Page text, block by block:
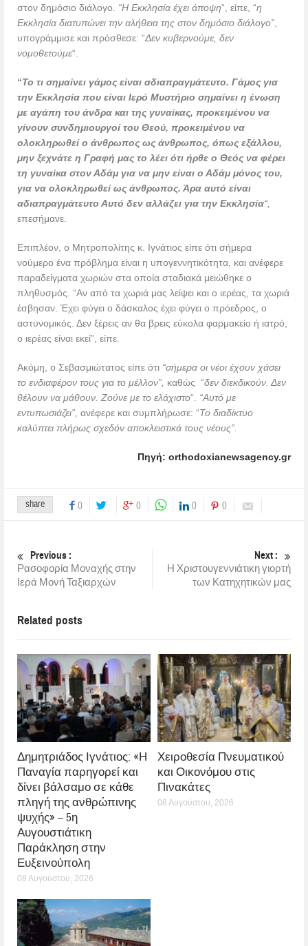
στον δημόσιο διάλογο. “Η Εκκλησία έχει άποψη“, είπε, “η
Εκκλησία διατυπώνει την αλήθεια της στον δημόσιο διάλογο”,
υπογράμμισε και πρόσθεσε: “Δεν κυβερνούμε, δεν
νομοθετούμε“.
“Το τι σημαίνει γάμος είναι αδιαπραγμάτευτο. Γάμος για
την Εκκλησία που είναι Ιερό Μυστήριο σημαίνει η ένωση
με αγάπη του άνδρα και της γυναίκας, προκειμένου να
γίνουν συνδημιουργοί του Θεού, προκειμένου να
ολοκληρωθεί ο άνθρωπος ως άνθρωπος, όπως εξάλλου,
μην ξεχνάτε η Γραφή μας το λέει ότι ήρθε ο Θεός να φέρει
τη γυναίκα στον Αδάμ για να μην είναι ο Αδάμ μόνος του,
για να ολοκληρωθεί ως άνθρωπος. Άρα αυτό είναι
αδιαπραγμάτευτο Αυτό δεν αλλάζει για την Εκκλησία“,
επεσήμανε.
Επιπλέον, ο Μητροπολίτης κ. Ιγνάτιος είπε ότι σήμερα
νούμερο ένα πρόβλημα είναι η υπογεννητικότητα, και ανέφερε
παραδείγματα χωριών στα οποία σταδιακά μειώθηκε ο
πληθυσμός. “Αν από τα χωριά μας λείψει και ο ιερέας, τα χωριά
έσβησαν. Έχει φύγει ο δάσκαλος έχει φύγει ο πρόεδρος, ο
αστυνομικός. Δεν ξέρεις αν θα βρεις εύκολα φαρμακείο ή ιατρό,
ο ιερέας είναι εκεί”, είπε.
Ακόμη, ο Σεβασμιώτατος είπε ότι “σήμερα οι νέοι έχουν χάσει
το ενδιαφέρον τους για το μέλλον”, καθώς “δεν διεκδικούν. Δεν
θέλουν να μάθουν. Ζούνε με το ελάχιστο“. “Αυτό με
εντυπωσιάζει”, ανέφερε και συμπλήρωσε: “Το διαδίκτυο
καλύπτει πλήρως σχεδόν αποκλειστικά τους νέους”.
Πηγή: orthodoxianewsagency.gr
share 0 0 0 0
Previous :
Ρασοφορία Μοναχής στην
Ιερά Μονή Ταξιαρχών
Next :
Η Χριστουγεννιάτικη γιορτή
των Κατηχητικών μας
Related posts
Δημητριάδος Ιγνάτιος: «Η
Παναγία παρηγορεί και
δίνει βάλσαμο σε κάθε
πληγή της ανθρώπινης
ψυχής» – 5η
Αυγουστιάτικη
Παράκληση στην
Ευξεινούπολη
08 Αυγούστου, 2026
Χειροθεσία Πνευματικού
και Οικονόμου στις
Πινακάτες
08 Αυγούστου, 2026